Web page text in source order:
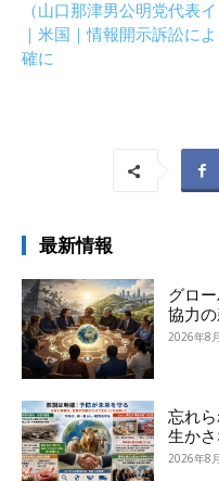
（山口那津男公明党代表
｜米国｜情報開示訴訟に
確に
最新情報
グロ
協力
2026年8
忘れ
生か
2026年8